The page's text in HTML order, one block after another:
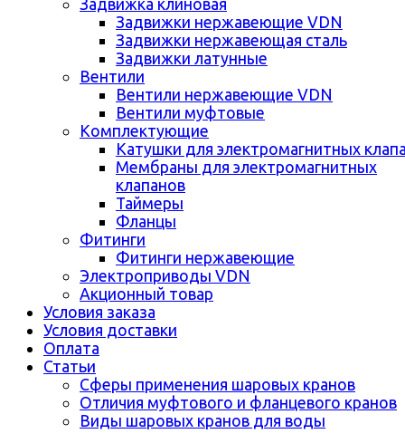
Задвижка клиновая
Задвижки нержавеющие VDN
Задвижки нержавеющая сталь
Задвижки латунные
Вентили
Вентили нержавеющие VDN
Вентили муфтовые
Комплектующие
Катушки для электромагнитных
Мембраны для электромагнитных
клапанов
Таймеры
Фланцы
Фитинги
Фитинги нержавеющие
Электроприводы VDN
Акционный товар
Условия заказа
Условия доставки
Оплата
Статьи
Сферы применения шаровых кранов
Отличия муфтового и фланцевого кранов
Виды шаровых кранов для воды